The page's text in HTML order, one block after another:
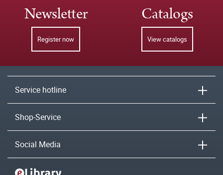
Newsletter
Register now
Catalogs
View catalogs
Service hotline
Shop-Service
Social Media